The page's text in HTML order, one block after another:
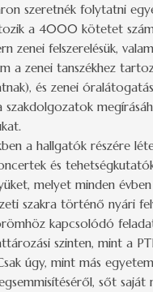
szeretnék folytatni
a 4000 kötetet
zenei felszerelésük,
a zenei tanszékhez
és zenei
szakdolgozatok
a hallgatók részére
és
melyet minden
szakra történő nyári
kapcsolódó
szinten, mint a
úgy, mint más
sőt